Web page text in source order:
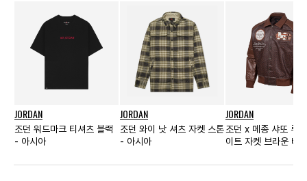
JORDAN
조던 워드마크 티셔츠 블랙
- 아시아
JORDAN
조던 와이 낫 셔츠 자켓 스톤
- 아시아
JORDAN
조던 x 메종 샤또 루
이트 자켓 브라운 바